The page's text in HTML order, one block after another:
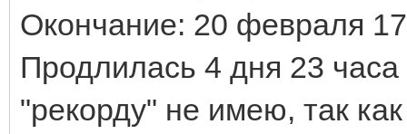
Окончание: 20 февраля
Продлилась 4 дня 23
"рекорду" не имею, так